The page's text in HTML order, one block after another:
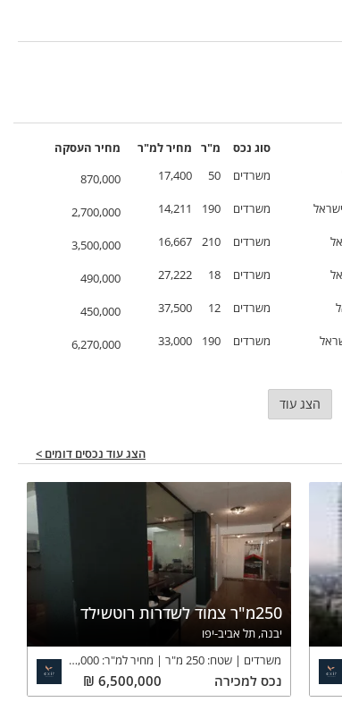
סוג נכס מ"ר מחירלמ"ר מחיר העסקה
משרדים 50
17,400
870,000
משרדים 190
14,211
2,700,000
משרדים 210
16,667
3,500,000
משרדים 18
27,222
490,000
משרדים 12
37,500
450,000
משרדים 190
33,000
6,270,000
הצג עוד
הצג עוד נכסים דומים >
250מ"ר צמוד לשדרות רוטשילד
יבנה, תל אביב-יפו
משרדים
שטח:250 מ"ר מחיר למ"ר:26,000
₪
נכסלמכירה 6,500,000
₪